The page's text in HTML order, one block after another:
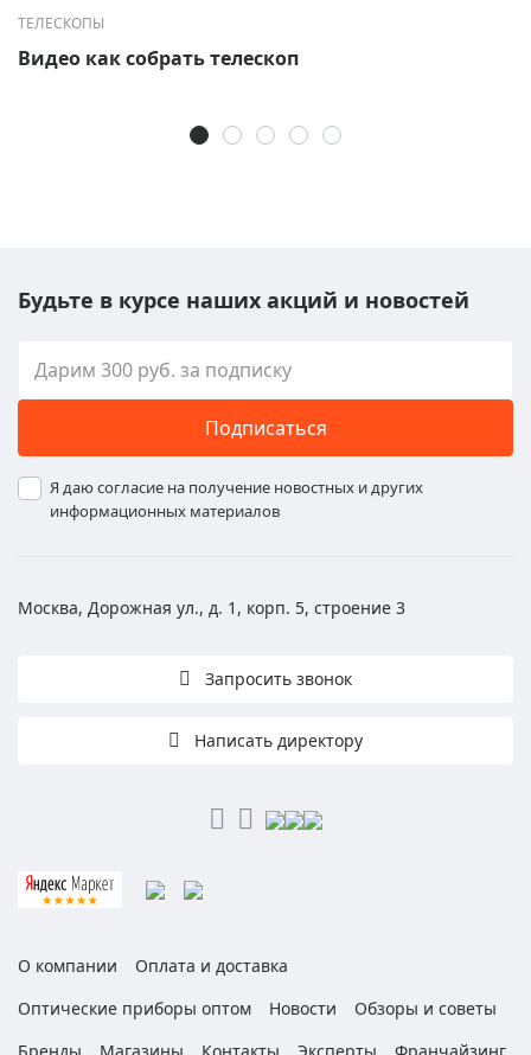
ТЕЛЕСКОПЫ
Видео как собрать телескоп
Будьте в курсе наших акций и новостей
Подписаться
Я даю согласие на получение новостных и других
информационных материалов
Москва, Дорожная ул., д. 1, корп. 5, строение 3
Запросить звонок
Написать директору
О компании
Оплата и доставка
Оптические приборы оптом
Новости
Обзоры и советы